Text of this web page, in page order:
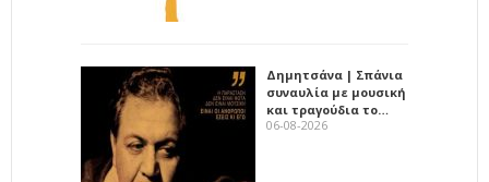
Δημητσάνα | Σπάνια
συναυλία με μουσική
και τραγούδια το…
06-08-2026